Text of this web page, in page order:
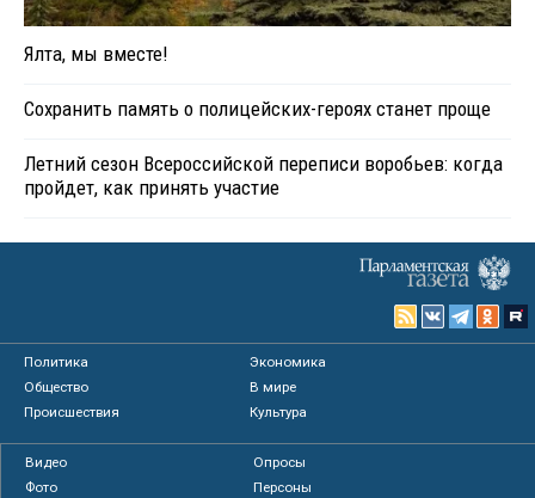
Ялта, мы вместе!
Сохранить память о полицейских-героях станет проще
Летний сезон Всероссийской переписи воробьев: когда
пройдет, как принять участие
Политика
Экономика
Общество
В мире
Происшествия
Культура
Видео
Опросы
Фото
Персоны